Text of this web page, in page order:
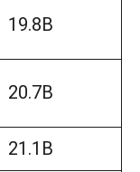
19.8B
20.7B
21.1B